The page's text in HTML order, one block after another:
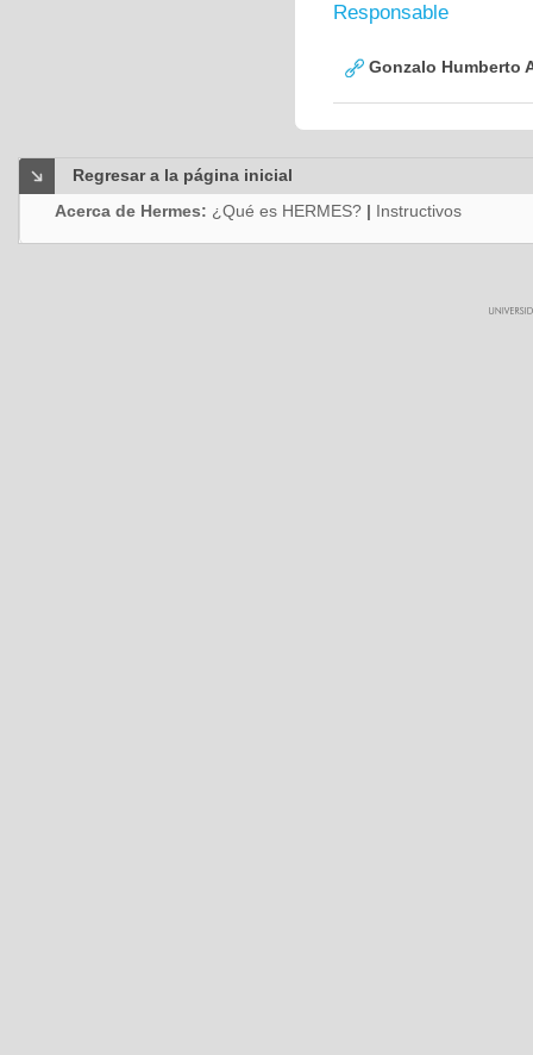
Responsable
Gonzalo Humberto
Regresar a la página inicial
Acerca de Hermes: ¿Qué es HERMES? | Instructivos